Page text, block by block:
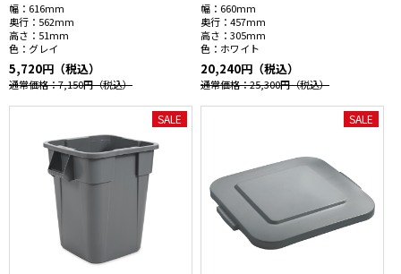
幅： 616mm
奥行： 562mm
高さ： 51mm
色： グレイ
5,720円（税込）
通常価格：7,150円（税込）
幅： 660mm
奥行： 457mm
高さ： 305mm
色： ホワイト
20,240円（税込）
通常価格：25,300円（税込）
SALE SALE